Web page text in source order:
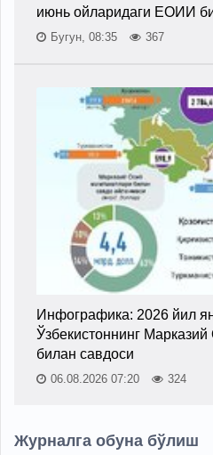
июнь ойларидаги ЕОИИ
Бугун, 08:35 367
Инфографика: 2026 йил
Ўзбекистоннинг
билан савдоси
06.08.2026 07:20 324
Журналга обуна бўлиш